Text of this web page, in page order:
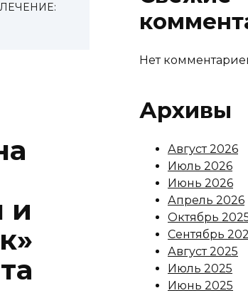
и
Нет
Архивы
Август 2026
Июль 2026
Июнь 2026
Апрель 2026
Октябрь
Сентябрь
Август 2025
Июль 2025
Июнь 2025